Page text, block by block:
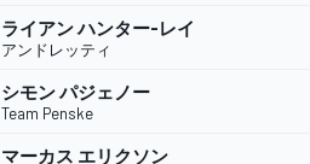
ライアン ハンター-レイ
アンドレッティ
シモン パジェノー
Team Penske
マーカス エリクソン